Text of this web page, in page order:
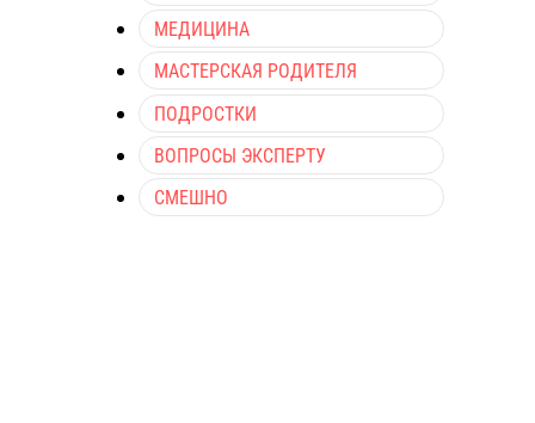
МЕДИЦИНА
МАСТЕРСКАЯ РОДИТЕЛЯ
ПОДРОСТКИ
ВОПРОСЫ ЭКСПЕРТУ
СМЕШНО